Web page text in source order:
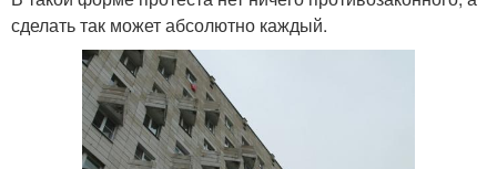
сделать так может абсолютно каждый.